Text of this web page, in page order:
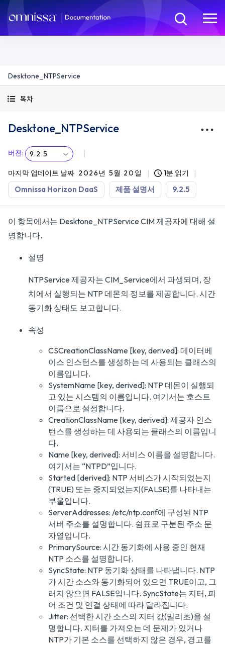
Desktone_NTPService
목차
Desktone_NTPService
버전: 9.2.5
마지막 업데이트 날짜 2026년 5월 20일 1분 읽기
Omnissa Horizon DaaS 제품 설명서 9.2.5
이 항목에서는 Desktone_NTPService CIM 제공자에 대해 설
명합니다.
설명
NTPService 제공자는 CIM_Service에서 파생되며, 장
치에서 실행되는 NTP 데몬의 정보를 제공합니다. 시간
동기화 상태도 보고합니다.
속성
CSCreationClassName [key, derived]: 데이터베
이스 인스턴스를 생성하는 데 사용되는 클래스의
이름입니다.
SystemName [key, derived]: NTP 데몬이 실행되
고 있는 시스템의 이름입니다. 여기서는 호스트
이름으로 설정합니다.
CreationClassName [key, derived]: 제공자 인스
턴스를 생성하는 데 사용되는 클래스의 이름입니
다.
Name [key, derived]: 서비스 이름을 설명합니다.
여기서는 “NTPD”입니다.
Started [derived]: NTP 서비스가 시작되었는지
(TRUE) 또는 중지되었는지(FALSE)를 나타내는
부울입니다.
ServerAddresses: /etc/ntp.conf에 구성된 NTP
서버 주소를 설명합니다. 쉼표로 구분된 주소 문
자열입니다.
PrimarySource: 시간 동기화에 사용 중인 현재
NTP 소스를 설명합니다.
SyncState: NTP 동기화 상태를 나타냅니다. NTP
가 시간 소스와 동기화되어 있으면 TRUE이고, 그
러지 않으면 FALSE입니다. SyncState는 지터, 피
어 조건 및 연결 상태에 따라 달라집니다.
Jitter: 선택한 시간 소스의 지터 값(밀리초)을 설
명합니다. 지터를 가져오는 데 문제가 있거나
NTP가 기본 소스를 선택하지 않은 경우, 경고를